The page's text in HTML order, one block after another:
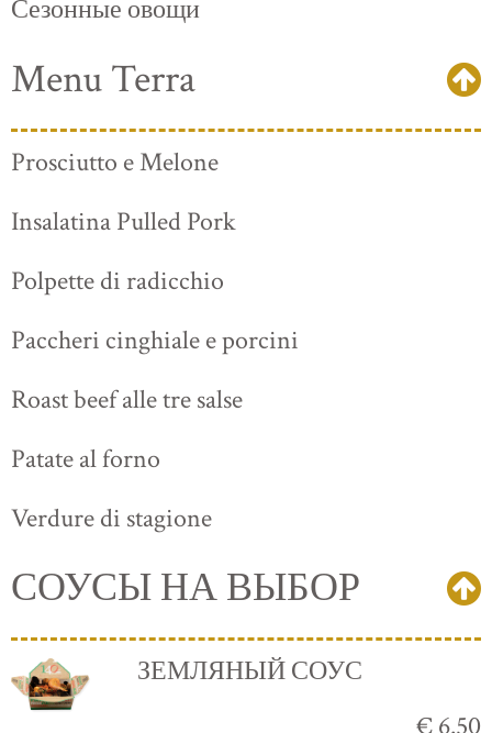
Сезонные овощи
Menu Terra
Prosciutto e Melone
Insalatina Pulled Pork
Polpette di radicchio
Paccheri cinghiale e porcini
Roast beef alle tre salse
Patate al forno
Verdure di stagione
СОУСЫ НА ВЫБОР
ЗЕМЛЯНЫЙ СОУС
€ 6.50